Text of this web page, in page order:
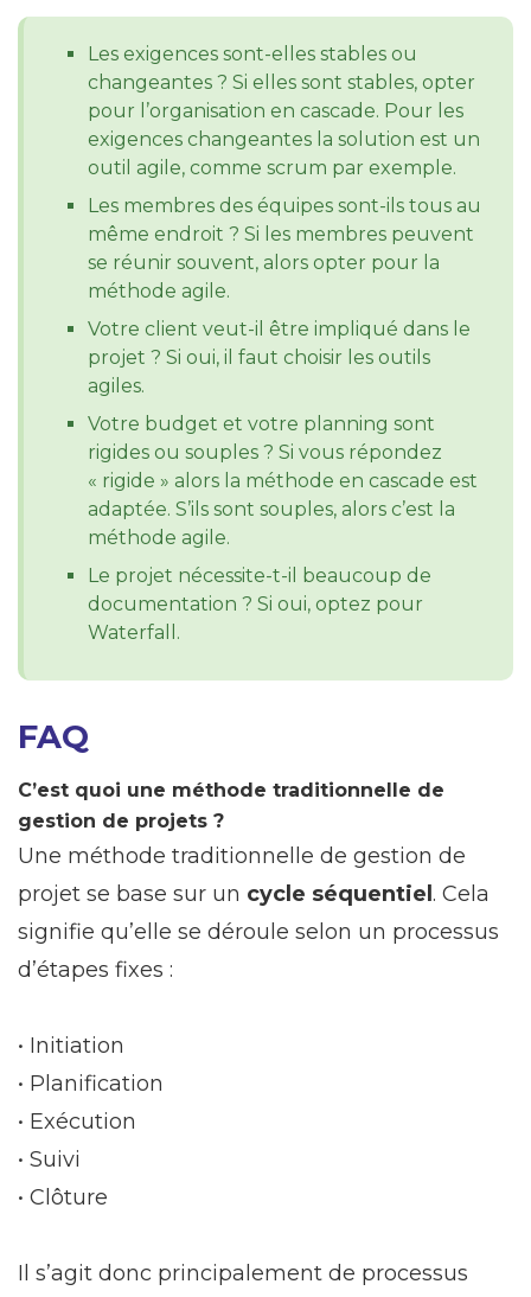
Les exigences sont-elles stables ou
changeantes ? Si elles sont stables, opter
pour l’organisation en cascade. Pour les
exigences changeantes la solution est un
outil agile, comme scrum par exemple.
Les membres des équipes sont-ils tous au
même endroit ? Si les membres peuvent
se réunir souvent, alors opter pour la
méthode agile.
Votre client veut-il être impliqué dans le
projet ? Si oui, il faut choisir les outils
agiles.
Votre budget et votre planning sont
rigides ou souples ? Si vous répondez
« rigide » alors la méthode en cascade est
adaptée. S’ils sont souples, alors c’est la
méthode agile.
Le projet nécessite-t-il beaucoup de
documentation ? Si oui, optez pour
Waterfall.
FAQ
C’est quoi une méthode traditionnelle de
gestion de projets ?
Une méthode traditionnelle de gestion de
projet se base sur un cycle séquentiel . Cela
signifie qu’elle se déroule selon un processus
d’étapes fixes :
• Initiation
• Planification
• Exécution
• Suivi
• Clôture
Il s’agit donc principalement de processus